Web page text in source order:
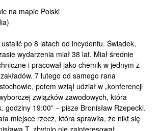
na mapie Polski
po 8 latach od incydentu. Świadek,
wydarzenia miał 38 lat. Miał średnie
i pracował jako chemik w jednym z
7 lutego od samego rana
potem wziął udział w „konferencji
związków zawodowych, która
godziny 19:00” – pisze Bronisław Rzepecki.
miejsce rzecz, która sprawiła, że nikt się
T. zbytnio nie zainteresował.